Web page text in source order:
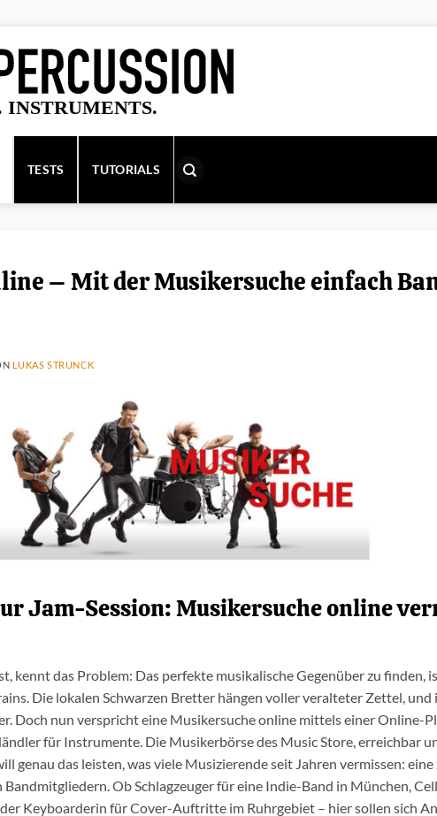
TESTS TUTORIALS
– Mit der Musikersuche einfach
LUKAS STRUNCK
Jam-Session: Musikersuche online
kennt das Problem: Das perfekte musikalische Gegenüber zu finden,
Die lokalen Schwarzen Bretter hängen voller veralteter Zettel, und
Doch nun verspricht eine Musikersuche online mittels einer Online-
für Instrumente. Die Musikerbörse des Music Store, erreichbar
genau das leisten, was viele Musizierende seit Jahren vermissen:
Ob Schlagzeuger für eine Indie-Band in München,
Keyboarderin für Cover-Auftritte im Ruhrgebiet – hier sollen sich